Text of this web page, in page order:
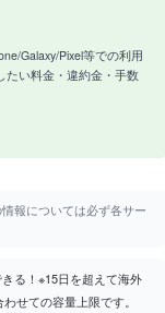
Galaxy/Pixel等での利用
たい料金・違約金・手数
報については必ず各サー
る！※15日を超えて海外
せての容量上限です。